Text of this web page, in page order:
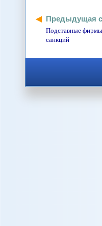
Предыдущая
Подставные
санкций